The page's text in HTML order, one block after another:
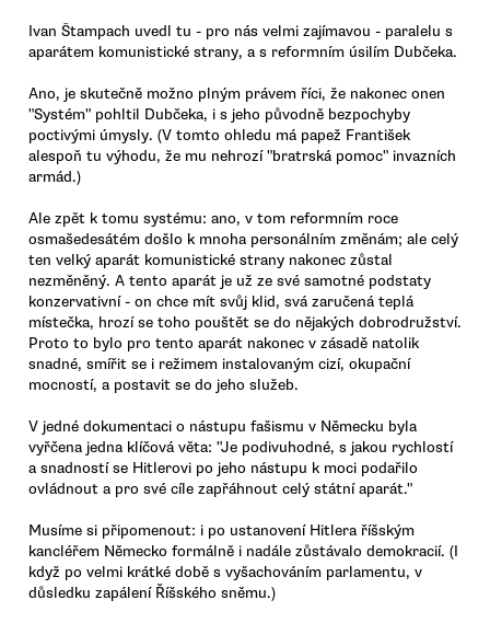
Ivan Štampach uvedl tu - pro nás velmi zajímavou - paralelu s
aparátem komunistické strany, a s reformním úsilím Dubčeka.
Ano, je skutečně možno plným právem říci, že nakonec onen
"Systém" pohltil Dubčeka, i s jeho původně bezpochyby
poctivými úmysly. (V tomto ohledu má papež František
alespoň tu výhodu, že mu nehrozí "bratrská pomoc" invazních
armád.)
Ale zpět k tomu systému: ano, v tom reformním roce
osmašedesátém došlo k mnoha personálním změnám; ale celý
ten velký aparát komunistické strany nakonec zůstal
nezměněný. A tento aparát je už ze své samotné podstaty
konzervativní - on chce mít svůj klid, svá zaručená teplá
místečka, hrozí se toho pouštět se do nějakých dobrodružství.
Proto to bylo pro tento aparát nakonec v zásadě natolik
snadné, smířit se i režimem instalovaným cizí, okupační
mocností, a postavit se do jeho služeb.
V jedné dokumentaci o nástupu fašismu v Německu byla
vyřčena jedna klíčová věta: "Je podivuhodné, s jakou rychlostí
a snadností se Hitlerovi po jeho nástupu k moci podařilo
ovládnout a pro své cíle zapřáhnout celý státní aparát."
Musíme si připomenout: i po ustanovení Hitlera říšským
kancléřem Německo formálně i nadále zůstávalo demokracií. (I
když po velmi krátké době s vyšachováním parlamentu, v
důsledku zapálení Říšského sněmu.)